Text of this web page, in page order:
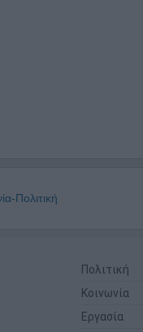
Πολιτική
Πολιτική
Κοινωνία
Εργασία